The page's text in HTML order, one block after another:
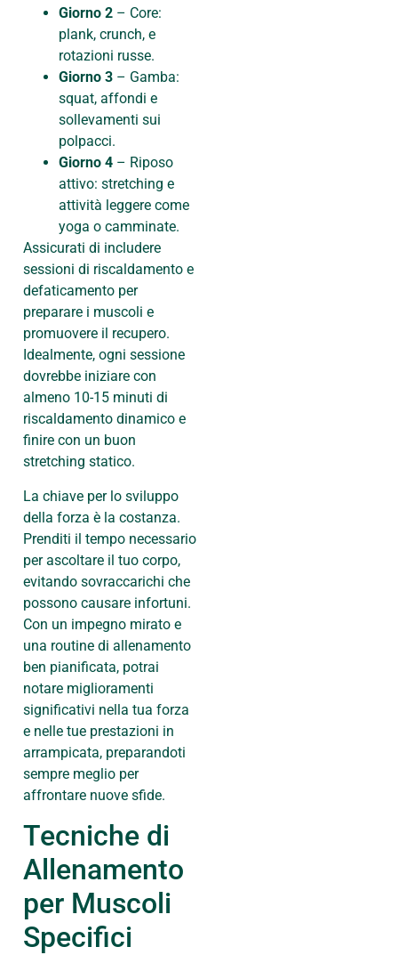
Giorno 2 – Core:
plank, crunch, e
rotazioni russe.
Giorno 3 – Gamba:
squat, affondi e
sollevamenti sui
polpacci.
Giorno 4 – Riposo
attivo: stretching e
attività leggere come
yoga o camminate.
Assicurati di includere
sessioni di riscaldamento e
defaticamento per
preparare i muscoli e
promuovere il recupero.
Idealmente, ogni sessione
dovrebbe iniziare con
almeno 10-15 minuti di
riscaldamento dinamico e
finire con un buon
stretching statico.
La chiave per lo sviluppo
della forza è la costanza.
Prenditi il tempo necessario
per ascoltare il tuo corpo,
evitando sovraccarichi che
possono causare infortuni.
Con un impegno mirato e
una routine di allenamento
ben pianificata, potrai
notare miglioramenti
significativi nella tua forza
e nelle tue prestazioni in
arrampicata, preparandoti
sempre meglio per
affrontare nuove sfide.
Tecniche di
Allenamento
per Muscoli
Specifici